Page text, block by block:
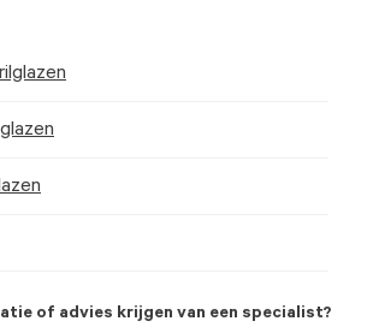
of advies krijgen van een specialist?